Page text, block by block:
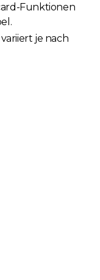
Funktionen
je nach